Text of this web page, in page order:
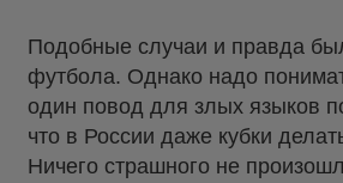
Подобные случаи и правда
футбола. Однако надо
один повод для злых языков
что в России даже кубки
Ничего страшного не